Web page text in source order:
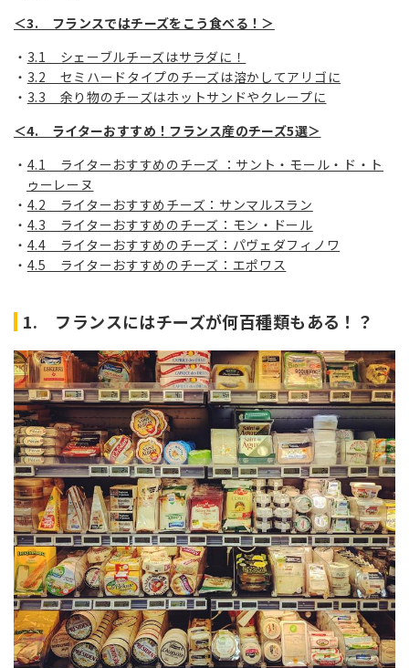
＜3. フランスではチーズをこう食べる！＞
3.1 シェーブルチーズはサラダに！
3.2 セミハードタイプのチーズは溶かしてアリゴに
3.3 余り物のチーズはホットサンドやクレープに
＜4. ライターおすすめ！フランス産のチーズ5選＞
4.1 ライターおすすめのチーズ ：サント・モール・ド・ト
ゥーレーヌ
4.2 ライターおすすめチーズ：サンマルスラン
4.3 ライターおすすめのチーズ：モン・ドール
4.4 ライターおすすめのチーズ：パヴェダフィノワ
4.5 ライターおすすめのチーズ：エポワス
1. フランスにはチーズが何百種類もある！？